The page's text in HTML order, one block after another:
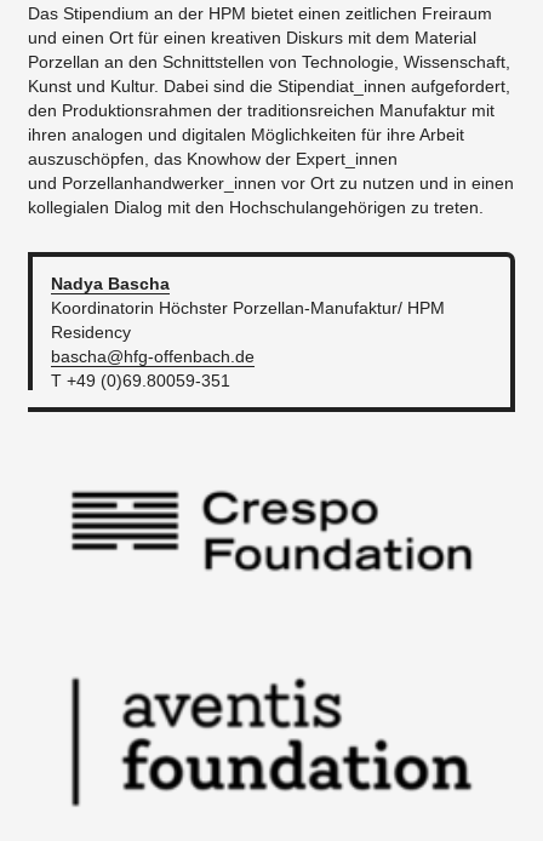
Das Stipendium an der HPM bietet einen zeitlichen Freiraum
und einen Ort für einen kreativen Diskurs mit dem Material
Porzellan an den Schnittstellen von Technologie, Wissenschaft,
Kunst und Kultur. Dabei sind die Stipendiat_innen aufgefordert,
den Produktionsrahmen der traditionsreichen Manufaktur mit
ihren analogen und digitalen Möglichkeiten für ihre Arbeit
auszuschöpfen, das Knowhow der Expert_innen
und Porzellanhandwerker_innen vor Ort zu nutzen und in einen
kollegialen Dialog mit den Hochschulangehörigen zu treten.
Nadya Bascha
Koordinatorin Höchster Porzellan-Manufaktur/ HPM
Residency
bascha@hfg-offenbach.de
T +49 (0)69.80059-351